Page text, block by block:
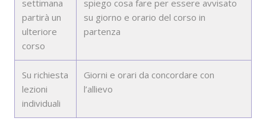
settimana
partirà un
ulteriore
corso
spiego cosa fare per essere avvisato
su giorno e orario del corso in
partenza
Su richiesta
lezioni
individuali
Giorni e orari da concordare con
l’allievo